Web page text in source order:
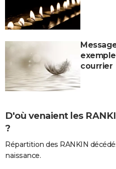
courrier
D'où venaient les
?
Répartition des RANKIN
naissance.